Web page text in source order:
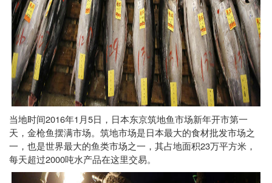
当地时间2016年1 月 5日，日本东京筑地鱼市场新年开市第一
天，金枪鱼摆满市场。筑地市场是日本最大的食材批发市场之
一，也是世界最大的鱼类市场之一，其占地面积23万平方米，
每天超过2000吨水产品在这里交易。